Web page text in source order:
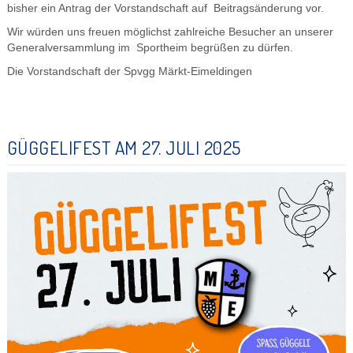
bisher ein Antrag der Vorstandschaft auf Beitragsänderung vor.
Wir würden uns freuen möglichst zahlreiche Besucher an unserer
Generalversammlung im Sportheim begrüßen zu dürfen.
Die Vorstandschaft der Spvgg Märkt-Eimeldingen
GÜGGELIFEST AM 27. JULI 2025